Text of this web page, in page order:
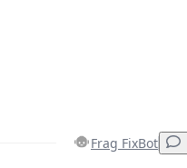
Frag FixBot